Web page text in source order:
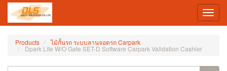
Products ไม้กั้นรถ ระบบลานจอดรถ Carpark
Dpark Lite W/O Gate SET-D Software Carpark Validation Cashier